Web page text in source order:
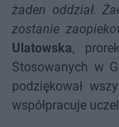
żaden oddział.
zostanie
Ulatowska,
Stosowanych w
podziękował
współpracuje